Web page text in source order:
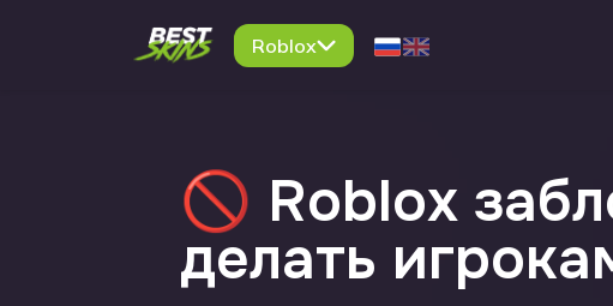
Roblox
🚫 Roblox
делать